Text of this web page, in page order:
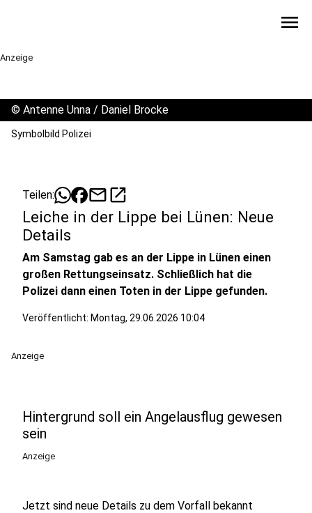
menu
Anzeige
© Antenne Unna / Daniel Brocke
Symbolbild Polizei
Teilen: mailopen_in_new
Leiche in der Lippe bei Lünen: Neue
Details
Am Samstag gab es an der Lippe in Lünen einen
großen Rettungseinsatz. Schließlich hat die
Polizei dann einen Toten in der Lippe gefunden.
Veröffentlicht: Montag, 29.06.2026 10:04
Anzeige
Hintergrund soll ein Angelausflug gewesen
sein
Anzeige
Jetzt sind neue Details zu dem Vorfall bekannt